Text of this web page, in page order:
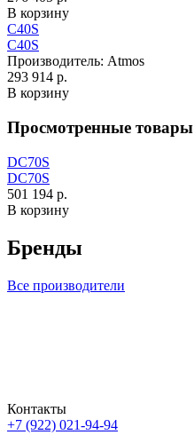
В корзину
C40S
C40S
Производитель: Atmos
293 914 р.
В корзину
Просмотренные товары
DC70S
DC70S
501 194 р.
В корзину
Бренды
Все производители
Контакты
+7 (922) 021-94-94